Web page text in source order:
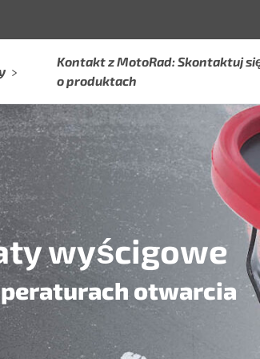
Kontakt z MotoRad: Skontaktuj
o produktach
wyścigowe
otwarcia